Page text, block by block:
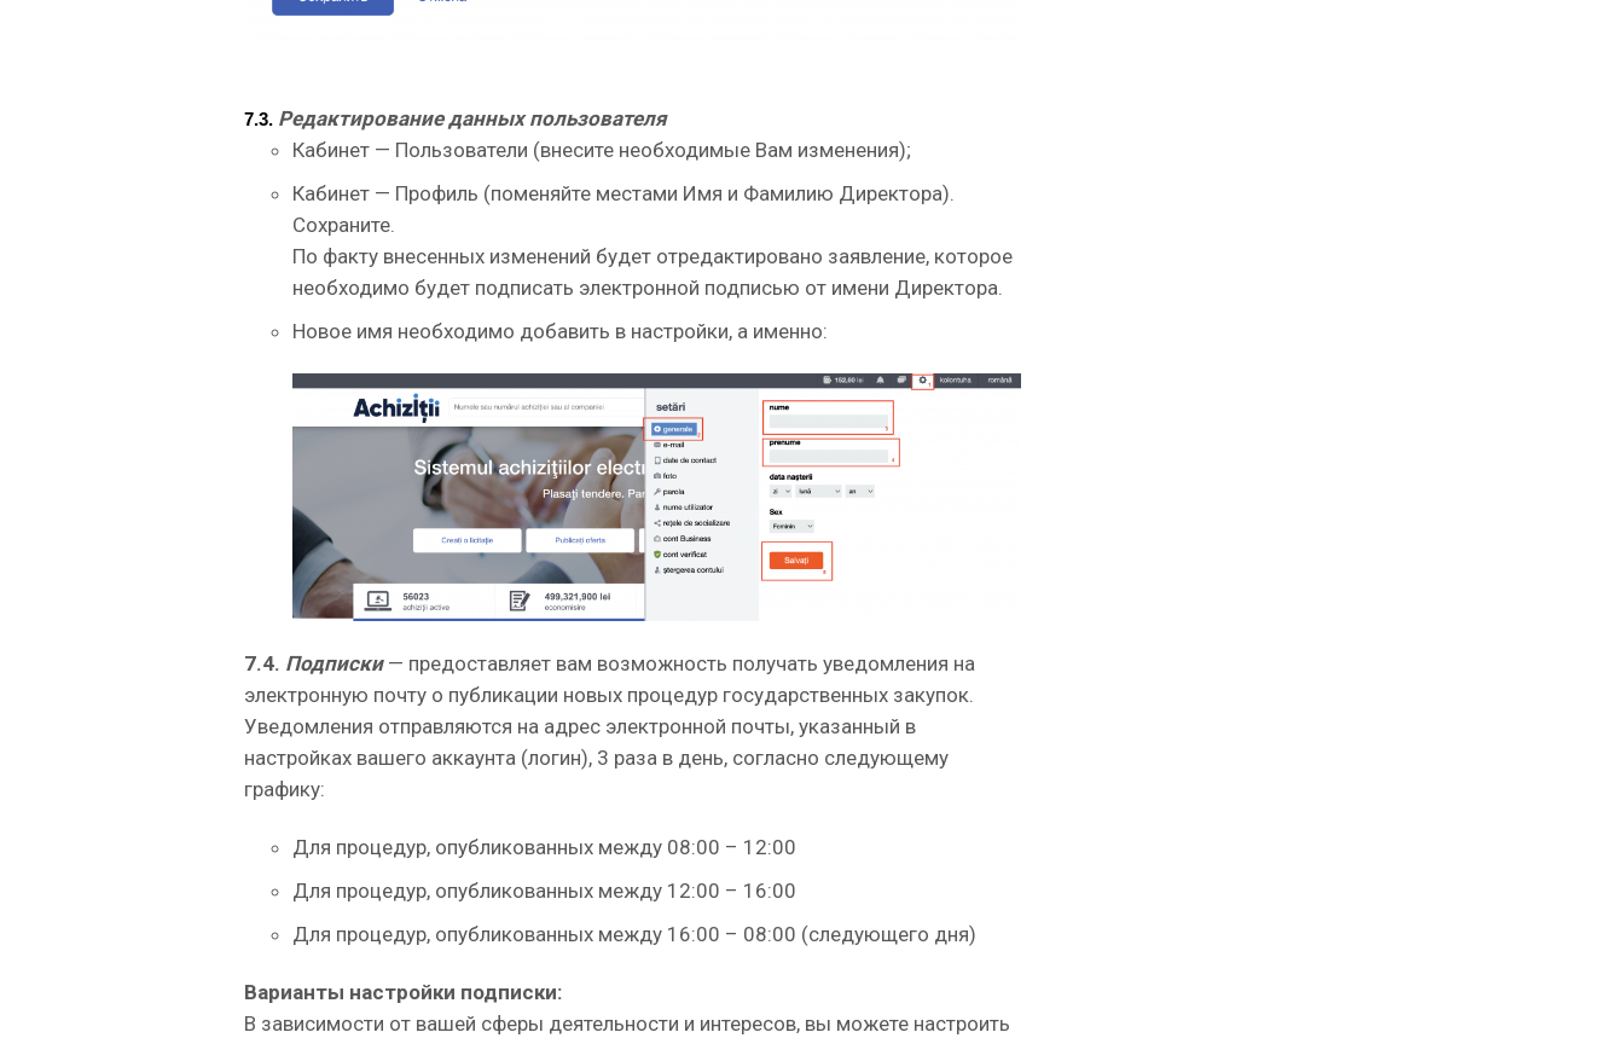
7.3. Редактирование данных пользователя
Кабинет — Пользователи (внесите необходимые Вам изменения);
Кабинет — Профиль (поменяйте местами Имя и Фамилию Директора).
Сохраните.
По факту внесенных изменений будет отредактировано заявление, которое
необходимо будет подписать электронной подписью от имени Директора.
Новое имя необходимо добавить в настройки, а именно:
7.4. Подписки — предоставляет вам возможность получать уведомления на
электронную почту о публикации новых процедур государственных закупок.
Уведомления отправляются на адрес электронной почты, указанный в
настройках вашего аккаунта (логин), 3 раза в день, согласно следующему
графику:
Для процедур, опубликованных между 08:00 – 12:00
Для процедур, опубликованных между 12:00 – 16:00
Для процедур, опубликованных между 16:00 – 08:00 (следующего дня)
Варианты настройки подписки:
В зависимости от вашей сферы деятельности и интересов, вы можете настроить